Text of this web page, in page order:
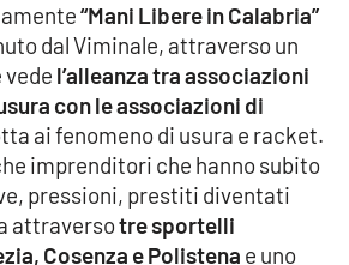
“Mani Libere in Calabria”
dal Viminale, attraverso un
vede l’alleanza tra associazioni
con le associazioni di
ai fenomeno di usura e racket.
imprenditori che hanno subito
pressioni, prestiti diventati
attraversotre sportelli
Cosenza e Polistena e uno